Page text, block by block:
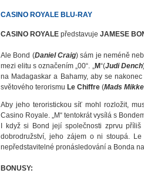
CASINO ROYALE BLU-RAY
CASINO ROYALE představuje JAMESE
Ale Bond (Daniel Craig) sám je neméně
mezi elitu s označením „00“. „M“(Judi Dench
na Madagaskar a Bahamy, aby se
světového terorismu Le Chiffre (Mads
Aby jeho teroristickou síť mohl rozložit,
Casino Royale. „M“ tentokrát vysílá s
I když si Bond její společnosti zprvu
dobrodružství, jeho zájem o ni stoupá.
nepředstavitelné pronásledování a Bonda
BONUSY: